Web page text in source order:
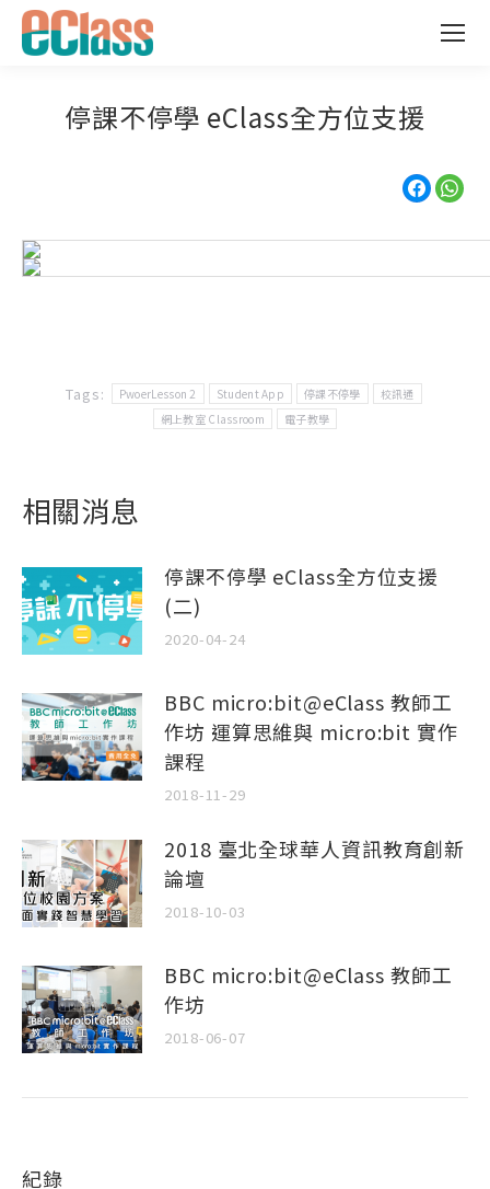
停課不停學 eClass全方位支援
Tags: PwoerLesson 2 Student App 停課不停學
校訊通
網上教室 Classroom
電子教學
相關消息
停課不停學 eClass全方位支援
(二)
2020-04-24
BBC micro:bit@eClass 教師工
作坊 運算思維與 micro:bit 實作
課程
2018-11-29
2018 臺北全球華人資訊教育創新
論壇
2018-10-03
BBC micro:bit@eClass 教師工
作坊
2018-06-07
紀錄